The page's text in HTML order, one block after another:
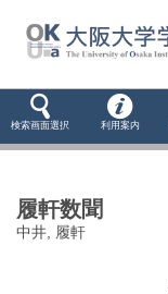
検索画面選択 利用案内
履軒数聞
中井, 履軒